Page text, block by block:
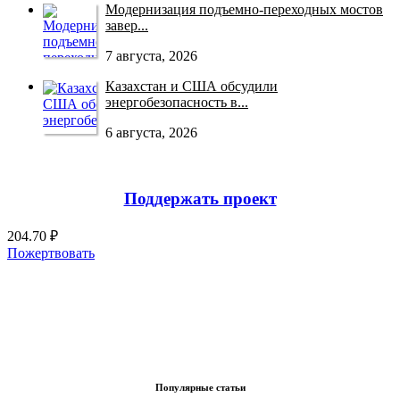
Модернизация подъемно-переходных мостов
завер...
7 августа, 2026
Казахстан и США обсудили
энергобезопасность в...
6 августа, 2026
Поддержать проект
204.70 ₽
Пожертвовать
Популярные статьи